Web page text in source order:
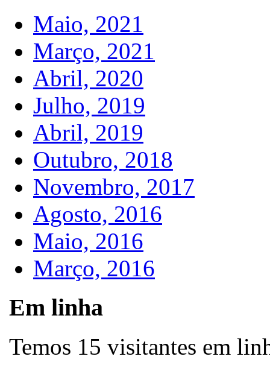
Maio, 2021
Março, 2021
Abril, 2020
Julho, 2019
Abril, 2019
Outubro, 2018
Novembro, 2017
Agosto, 2016
Maio, 2016
Março, 2016
Em linha
Temos 15 visitantes em